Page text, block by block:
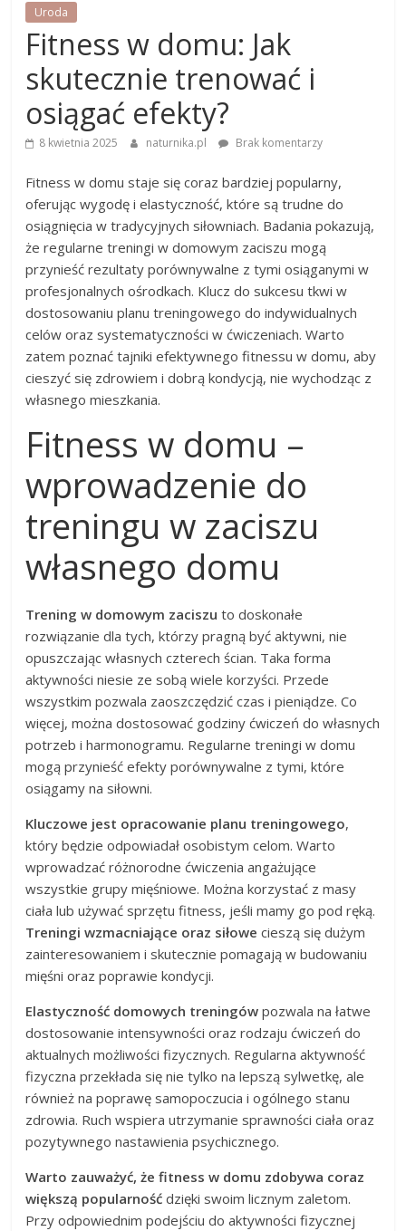
Uroda
Fitness w domu: Jak
skutecznie trenować i
osiągać efekty?
8 kwietnia 2025 naturnika.pl Brak komentarzy
Fitness w domu staje się coraz bardziej popularny,
oferując wygodę i elastyczność, które są trudne do
osiągnięcia w tradycyjnych siłowniach. Badania pokazują,
że regularne treningi w domowym zaciszu mogą
przynieść rezultaty porównywalne z tymi osiąganymi w
profesjonalnych ośrodkach. Klucz do sukcesu tkwi w
dostosowaniu planu treningowego do indywidualnych
celów oraz systematyczności w ćwiczeniach. Warto
zatem poznać tajniki efektywnego fitnessu w domu, aby
cieszyć się zdrowiem i dobrą kondycją, nie wychodząc z
własnego mieszkania.
Fitness w domu –
wprowadzenie do
treningu w zaciszu
własnego domu
Trening w domowym zaciszu to doskonałe
rozwiązanie dla tych, którzy pragną być aktywni, nie
opuszczając własnych czterech ścian. Taka forma
aktywności niesie ze sobą wiele korzyści. Przede
wszystkim pozwala zaoszczędzić czas i pieniądze. Co
więcej, można dostosować godziny ćwiczeń do własnych
potrzeb i harmonogramu. Regularne treningi w domu
mogą przynieść efekty porównywalne z tymi, które
osiągamy na siłowni.
Kluczowe jest opracowanie planu treningowego,
który będzie odpowiadał osobistym celom. Warto
wprowadzać różnorodne ćwiczenia angażujące
wszystkie grupy mięśniowe. Można korzystać z masy
ciała lub używać sprzętu fitness, jeśli mamy go pod ręką.
Treningi wzmacniające oraz siłowe cieszą się dużym
zainteresowaniem i skutecznie pomagają w budowaniu
mięśni oraz poprawie kondycji.
Elastyczność domowych treningów pozwala na łatwe
dostosowanie intensywności oraz rodzaju ćwiczeń do
aktualnych możliwości fizycznych. Regularna aktywność
fizyczna przekłada się nie tylko na lepszą sylwetkę, ale
również na poprawę samopoczucia i ogólnego stanu
zdrowia. Ruch wspiera utrzymanie sprawności ciała oraz
pozytywnego nastawienia psychicznego.
Warto zauważyć, że fitness w domu zdobywa coraz
większą popularność dzięki swoim licznym zaletom.
Przy odpowiednim podejściu do aktywności fizycznej